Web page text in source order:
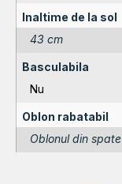
Inaltime de la sol
43 cm
Basculabila
Nu
Oblon rabatabil
Oblonul din spate